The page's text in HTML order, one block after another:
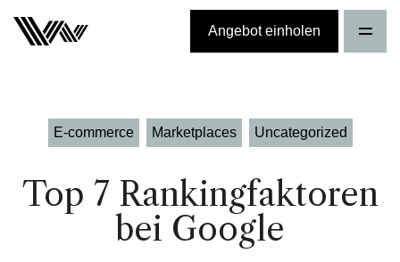
Angebot einholen
E-commerce Marketplaces Uncategorized
Top 7 Rankingfaktoren
bei Google